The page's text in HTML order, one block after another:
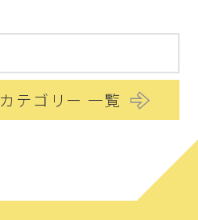
カテゴリー 一覧